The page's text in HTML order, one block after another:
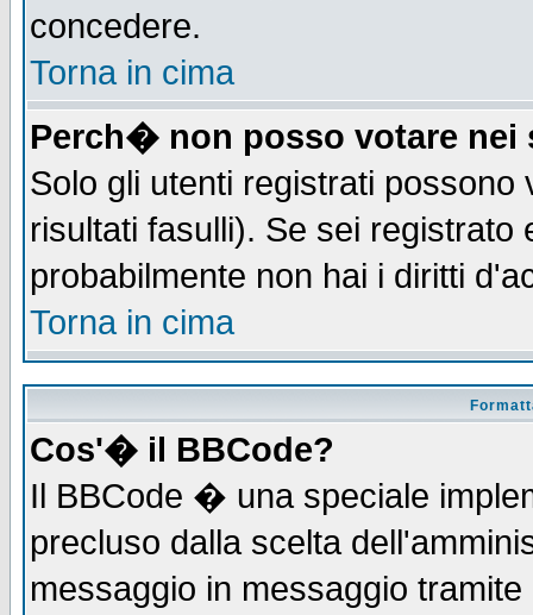
concedere.
Torna in cima
Perch� non posso votare nei
Solo gli utenti registrati
risultati fasulli). Se sei
probabilmente non hai i diritti
Torna in cima
Cos'� il BBCode?
Il BBCode � una speciale
precluso dalla scelta
messaggio in messaggio